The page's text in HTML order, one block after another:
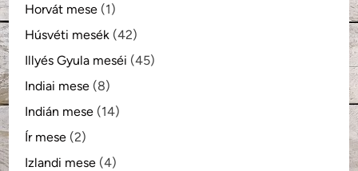
Horvát mese (1)
Húsvéti mesék (42)
Illyés Gyula meséi (45)
Indiai mese (8)
Indián mese (14)
Ír mese (2)
Izlandi mese (4)